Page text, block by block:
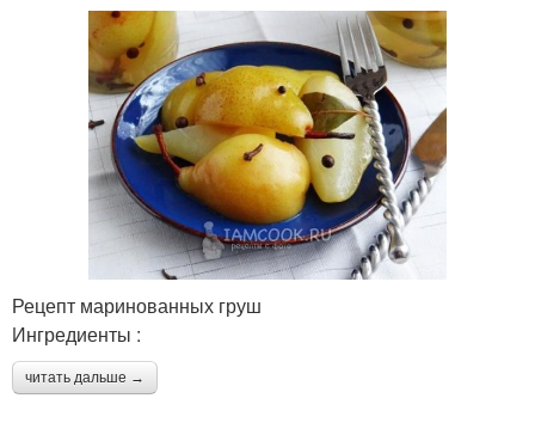
Рецепт маринованных груш
Ингредиенты :
читать дальше →